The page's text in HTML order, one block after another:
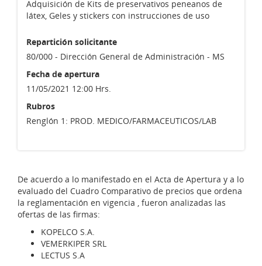
Adquisición de Kits de preservativos peneanos de
látex, Geles y stickers con instrucciones de uso
Repartición solicitante
80/000 - Dirección General de Administración - MS
Fecha de apertura
11/05/2021 12:00 Hrs.
Rubros
Renglón 1: PROD. MEDICO/FARMACEUTICOS/LAB
De acuerdo a lo manifestado en el Acta de Apertura y a lo
evaluado del Cuadro Comparativo de precios que ordena
la reglamentación en vigencia , fueron analizadas las
ofertas de las firmas:
KOPELCO S.A.
VEMERKIPER SRL
LECTUS S.A